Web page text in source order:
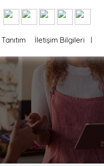
İletişim Bilgileri